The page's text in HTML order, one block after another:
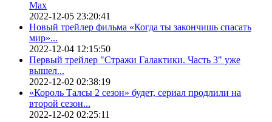
Max
2022-12-05 23:20:41
Новый трейлер фильма «Когда ты закончишь спасать
мир»...
2022-12-04 12:15:50
Первый трейлер "Стражи Галактики. Часть 3" уже
вышел...
2022-12-02 02:38:19
«Король Талсы 2 сезон» будет, сериал продлили на
второй сезон...
2022-12-02 02:25:11